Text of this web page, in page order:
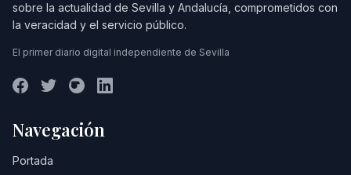
sobre la actualidad de Sevilla y Andalucía, comprometidos con
la veracidad y el servicio público.
El primer diario digital independiente de Sevilla
Navegación
Portada